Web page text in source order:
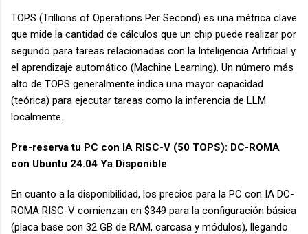
TOPS (Trillions of Operations Per Second) es una métrica clave
que mide la cantidad de cálculos que un chip puede realizar por
segundo para tareas relacionadas con la Inteligencia Artificial y
el aprendizaje automático (Machine Learning). Un número más
alto de TOPS generalmente indica una mayor capacidad
(teórica) para ejecutar tareas como la inferencia de LLM
localmente.
Pre-reserva tu PC con IA RISC-V (50 TOPS): DC-ROMA
con Ubuntu 24.04 Ya Disponible
En cuanto a la disponibilidad, los precios para la PC con IA DC-
ROMA RISC-V comienzan en $349 para la configuración básica
(placa base con 32 GB de RAM, carcasa y módulos), llegando